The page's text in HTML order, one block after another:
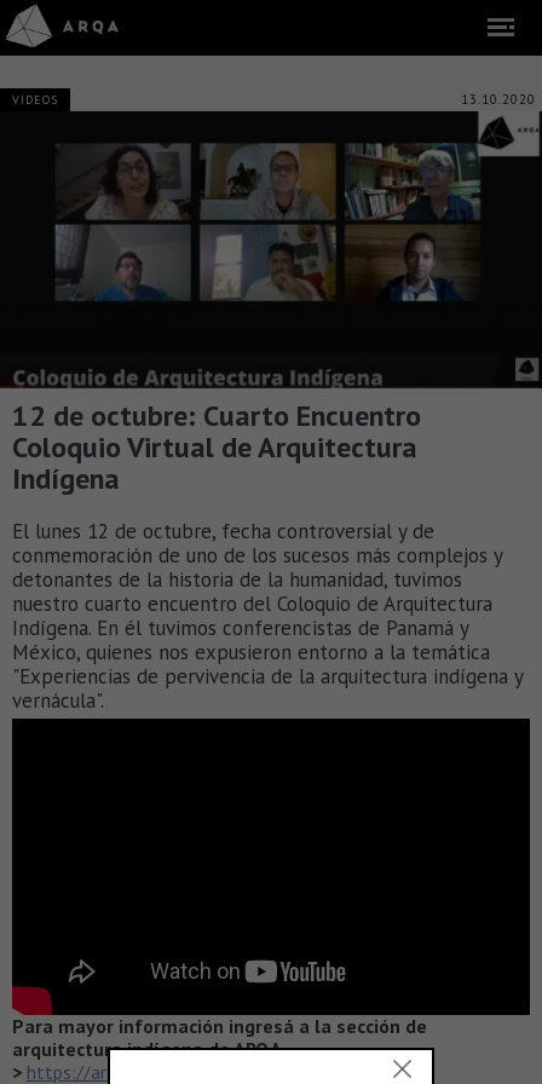
VIDEOS 13.10.2020
12 de octubre: Cuarto Encuentro
Coloquio Virtual de Arquitectura
Indígena
El lunes 12 de octubre, fecha controversial y de
conmemoración de uno de los sucesos más complejos y
detonantes de la historia de la humanidad, tuvimos
nuestro cuarto encuentro del Coloquio de Arquitectura
Indígena. En él tuvimos conferencistas de Panamá y
México, quienes nos expusieron entorno a la temática
"Experiencias de pervivencia de la arquitectura indígena y
vernácula".
Para mayor información ingresá a la sección de
arquitectura indígena de ARQA
> https://arqa.com/arquitectura-indigena